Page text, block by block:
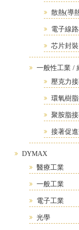
散熱(導
電子線
芯片封裝
一般性工業 /
壓克力
環氧樹
聚胺脂接
接著促
DYMAX
醫療工業
一般工業
電子工業
光學